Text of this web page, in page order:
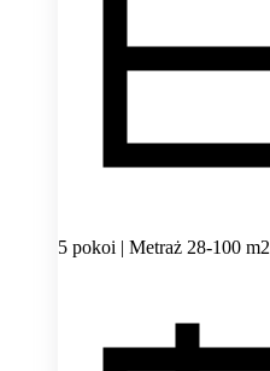
5 pokoi | Metraż 28-100 m2